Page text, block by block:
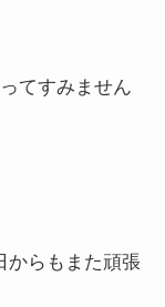
てすみません
からもまた頑張